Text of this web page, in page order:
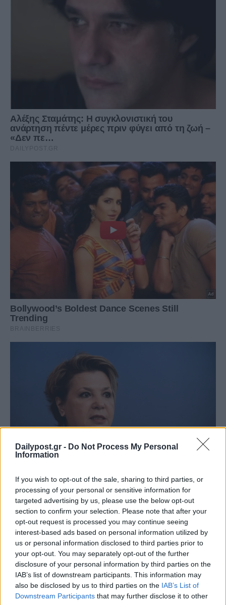
Dailypost.gr - Do Not Process My Personal
Information
If you wish to opt-out of the sale, sharing to third parties, or
processing of your personal or sensitive information for
targeted advertising by us, please use the below opt-out
section to confirm your selection. Please note that after your
opt-out request is processed you may continue seeing
interest-based ads based on personal information utilized by
us or personal information disclosed to third parties prior to
your opt-out. You may separately opt-out of the further
disclosure of your personal information by third parties on the
IAB’s list of downstream participants. This information may
also be disclosed by us to third parties on the IAB’s List of
Downstream Participants that may further disclose it to other